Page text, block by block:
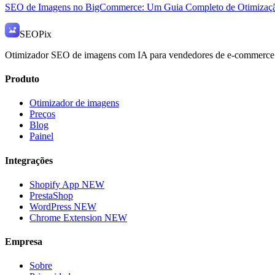
SEO de Imagens no BigCommerce: Um Guia Completo de
SEOPix
Otimizador SEO de imagens com IA para vendedores de e-
Produto
Otimizador de imagens
Preços
Blog
Painel
Integrações
Shopify App NEW
PrestaShop
WordPress NEW
Chrome Extension NEW
Empresa
Sobre